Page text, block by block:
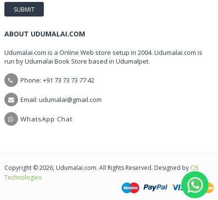
ABOUT UDUMALAI.COM
Udumalai.com is a Online Web store setup in 2004. Udumalai.com is
run by Udumalai Book Store based in Udumalpet.
Phone: +91 73 73 73 77 42
Email: udumalai@gmail.com
WhatsApp Chat
Copyright © 2026, Udumalai.com. All Rights Reserved. Designed by CIS
Technologies